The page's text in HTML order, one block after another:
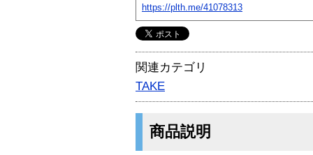
https://plth.me/41078313
関連カテゴリ
TAKE
商品説明